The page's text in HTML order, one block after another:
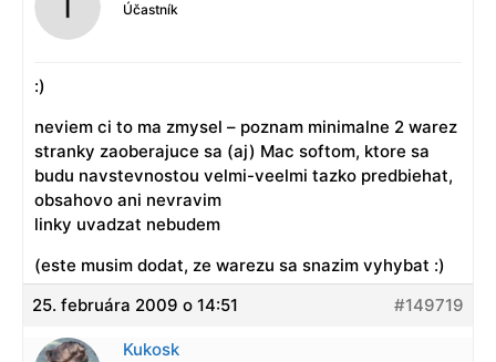
Účastník
:)
neviem ci to ma zmysel – poznam minimalne 2 warez
stranky zaoberajuce sa (aj) Mac softom, ktore sa
budu navstevnostou velmi-veelmi tazko predbiehat,
obsahovo ani nevravim
linky uvadzat nebudem
(este musim dodat, ze warezu sa snazim vyhybat :)
25. februára 2009 o 14:51
#149719
Kukosk